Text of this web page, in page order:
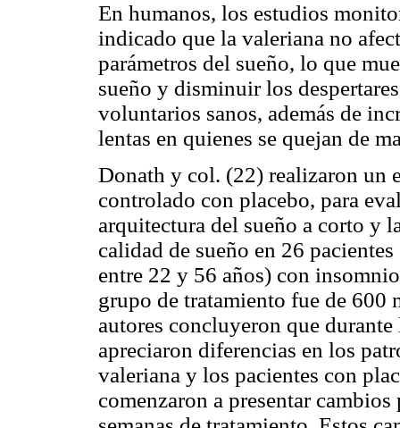
En humanos, los estudios
indicado que la valeriana no
parámetros del sueño, lo que
sueño y disminuir los
voluntarios sanos, además de
lentas en quienes se quejan de
Donath y col. (22) realizaron un
controlado con placebo, para
arquitectura del sueño a corto y
calidad de sueño en 26
entre 22 y 56 años) con
grupo de tratamiento fue de 600
autores concluyeron que
apreciaron diferencias en los
valeriana y los pacientes con
comenzaron a presentar